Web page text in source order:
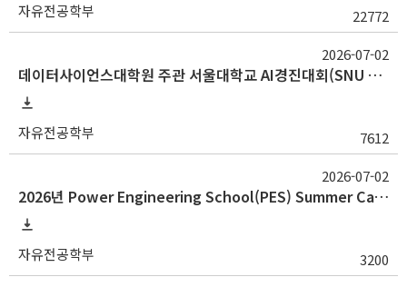
자유전공학부 22772
데이터사이언스대학원 주관 서울대학교 AI경진대회(SNU AI Challenge 2026) 개최 안내
자유전공학부 7612
2026-07-02
2026년 Power Engineering School(PES) Summer Camp(34기) 참가 추천 요청
자유전공학부 3200
2026-07-02